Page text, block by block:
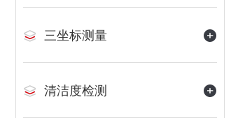
三坐标测量
清洁度检测